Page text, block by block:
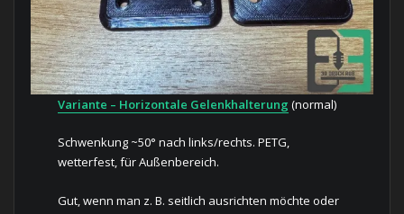
Variante – Horizontale Gelenkhalterung (normal)
Schwenkung ~50° nach links/rechts. PETG,
wetterfest, für Außenbereich.
Gut, wenn man z. B. seitlich ausrichten möchte oder